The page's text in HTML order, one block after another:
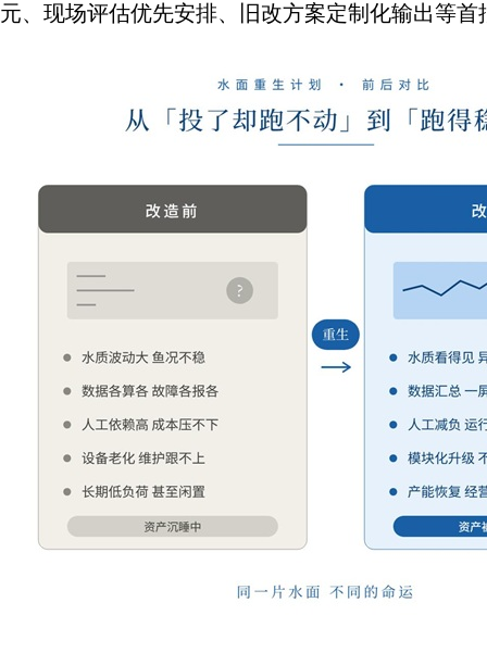
元、现场评估优先安排、旧改方案定制化输出等首